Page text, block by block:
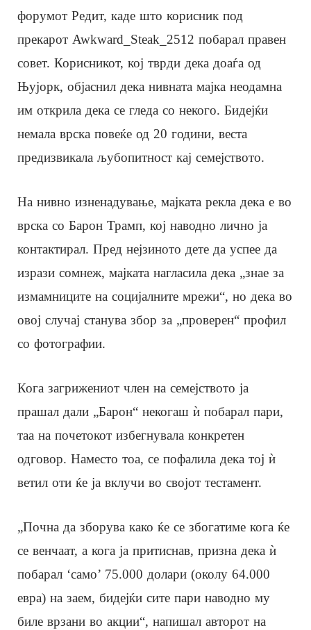
форумот Редит, каде што корисник под
прекарот Awkward_Steak_2512 побарал правен
совет. Корисникот, кој тврди дека доаѓа од
Њујорк, објаснил дека нивната мајка неодамна
им открила дека се гледа со некого. Бидејќи
немала врска повеќе од 20 години, веста
предизвикала љубопитност кај семејството.
На нивно изненадување, мајката рекла дека е во
врска со Барон Трамп, кој наводно лично ја
контактирал. Пред нејзиното дете да успее да
изрази сомнеж, мајката нагласила дека „знае за
измамниците на социјалните мрежи“, но дека во
овој случај станува збор за „проверен“ профил
со фотографии.
Кога загрижениот член на семејството ја
прашал дали „Барон“ некогаш ѝ побарал пари,
таа на почетокот избегнувала конкретен
одговор. Наместо тоа, се пофалила дека тој ѝ
ветил оти ќе ја вклучи во својот тестамент.
„Почна да зборува како ќе се збогатиме кога ќе
се венчаат, а кога ја притиснав, призна дека ѝ
побарал ‘само’ 75.000 долари (околу 64.000
евра) на заем, бидејќи сите пари наводно му
биле врзани во акции“, напишал авторот на